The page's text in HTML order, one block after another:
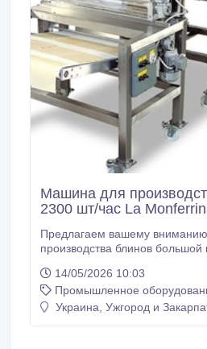
Машина для
2300 шт/час La
Предлагаем вашему
производства блинов большой
Monferrina C4) формы. Данное оборудование
высокой производительности
блинов позволяет получать
14/05/2026 10:03
Промышленное
Украина, Ужгород и